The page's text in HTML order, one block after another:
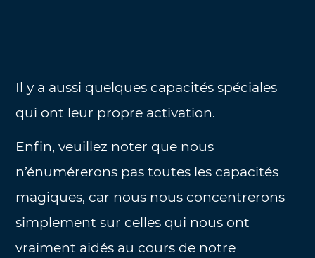
Il y a aussi quelques capacités spéciales
qui ont leur propre activation.
Enfin, veuillez noter que nous
n’énumérerons pas toutes les capacités
magiques, car nous nous concentrerons
simplement sur celles qui nous ont
vraiment aidés au cours de notre